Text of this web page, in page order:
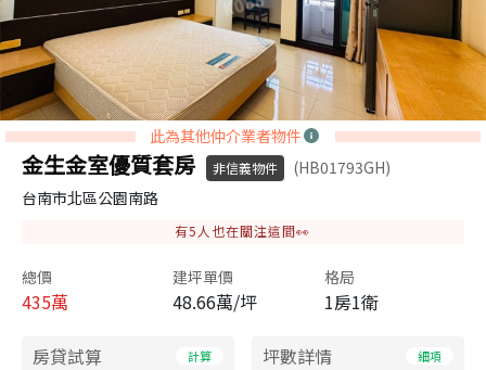
此為其他仲介業者物件
金生金室優質套房 非信義物件
(HB01793GH)
台南市北區公園南路
有5 人也在關注這間👀
總價
435萬
建坪單價
48.66萬/坪
格局
1房1衛
房貸試算 計算 坪數詳情 細項